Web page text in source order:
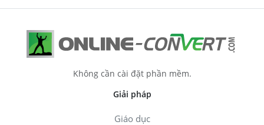
Không cần cài đặt phần mềm.
Giải pháp
Giáo dục